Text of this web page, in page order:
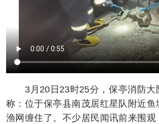
3月20日23时25分，保亭消防大
称：位于保亭县南茂居红星队附近鱼
渔网缠住了。不少居民闻讯前来围观